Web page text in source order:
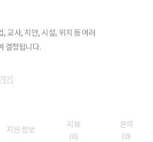
, 교사, 치안, 시설, 위치 등 여러
결정됩니다.
기
지원 정보
리뷰
(0)
문의
(0)